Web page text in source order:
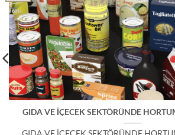
GIDA VE İÇECEK SEKTÖRÜNDE